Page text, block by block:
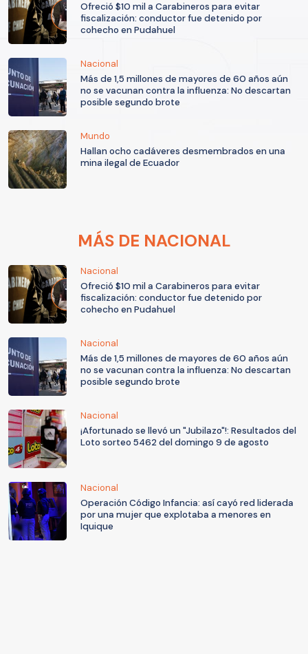
Ofreció $10 mil a Carabineros para evitar
fiscalización: conductor fue detenido por
cohecho en Pudahuel
Nacional
Más de 1,5 millones de mayores de 60 años aún
no se vacunan contra la influenza: No descartan
posible segundo brote
Mundo
Hallan ocho cadáveres desmembrados en una
mina ilegal de Ecuador
MÁS DE NACIONAL
Nacional
Ofreció $10 mil a Carabineros para evitar
fiscalización: conductor fue detenido por
cohecho en Pudahuel
Nacional
Más de 1,5 millones de mayores de 60 años aún
no se vacunan contra la influenza: No descartan
posible segundo brote
Nacional
¡Afortunado se llevó un "Jubilazo"!: Resultados del
Loto sorteo 5462 del domingo 9 de agosto
Nacional
Operación Código Infancia: así cayó red liderada
por una mujer que explotaba a menores en
Iquique